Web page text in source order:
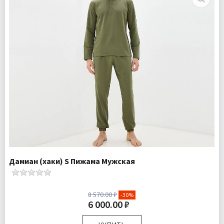
Дамиан (хаки) S Пижама Мужская
8 570.00 ₽ -30%
6 000.00 ₽